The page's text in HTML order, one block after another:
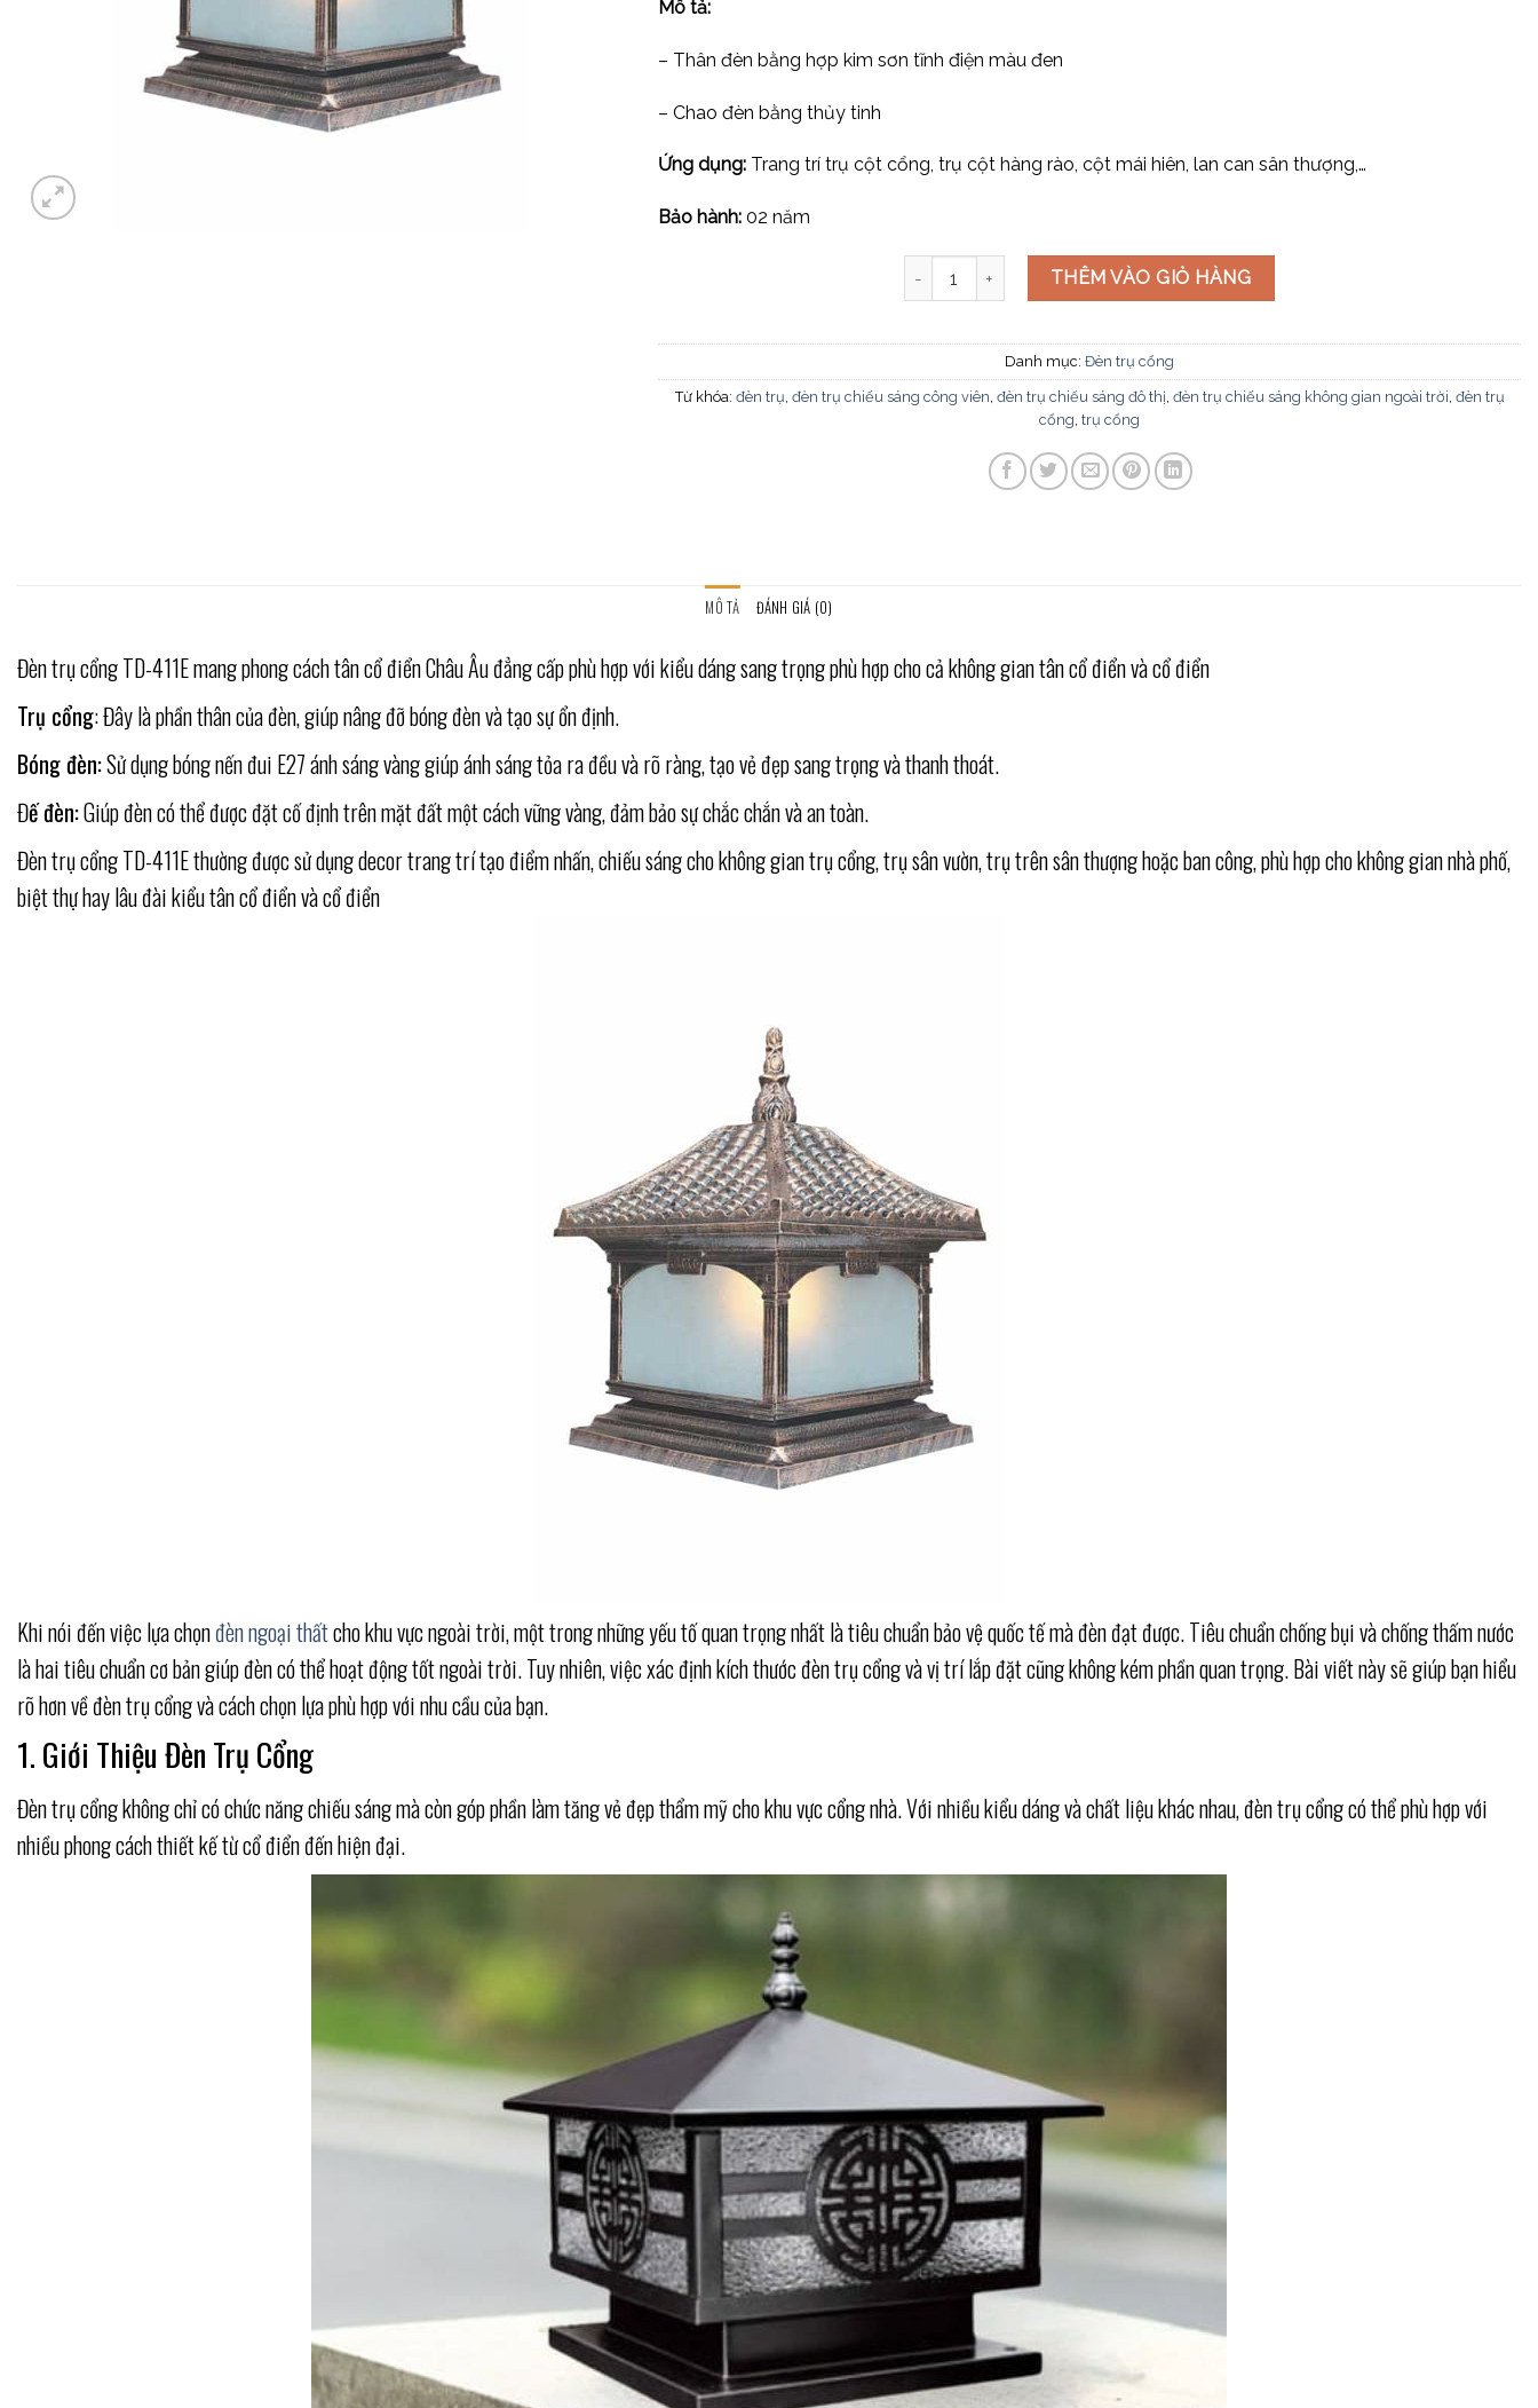
Mô tả:
– Thân đèn bằng hợp kim sơn tĩnh điện màu đen
– Chao đèn bằng thủy tinh
Ứng dụng: Trang trí trụ cột cổng, trụ cột hàng rào, cột mái hiên, lan can sân thượng,…
Bảo hành: 02 năm
Đèn trụ cổng TD-411E số lượngTHÊM VÀO GIỎ HÀNG
Danh mục: Đèn trụ cổng
Từ khóa: đèn trụ đèn trụ chiếu sáng công viên đèn trụ chiếu sáng đô thị đèn trụ chiếu sáng không gian ngoài trời đèn trụ
cổng trụ cổng
MÔ TẢ ĐÁNH GIÁ (0)
Đèn trụ cổng TD-411E mang phong cách tân cổ điển Châu Âu đẳng cấp phù hợp với kiểu dáng sang trọng phù hợp cho cả không gian tân cổ điển và cổ điển
Trụ cổng: Đây là phần thân của đèn, giúp nâng đỡ bóng đèn và tạo sự ổn định.
Bóng đèn:Sử dụng bóng nến đui E27 ánh sáng vàng giúp ánh sáng tỏa ra đều và rõ ràng, tạo vẻ đẹp sang trọng và thanh thoát.
Đế đèn:Giúp đèn có thể được đặt cố định trên mặt đất một cách vững vàng, đảm bảo sự chắc chắn và an toàn.
Đèn trụ cổng TD-411E thường được sử dụng decor trang trí tạo điểm nhấn, chiếu sáng cho không gian trụ cổng, trụ sân vườn, trụ trên sân thượng hoặc ban công, phù hợp cho không gian nhà phố,
biệt thự hay lâu đài kiểu tân cổ điển và cổ điển
Khi nói đến việc lựa chọnđèn ngoại thấtcho khu vực ngoài trời, một trong những yếu tố quan trọng nhất là tiêu chuẩn bảo vệ quốc tế mà đèn đạt được. Tiêu chuẩn chống bụi và chống thấm nước
là hai tiêu chuẩn cơ bản giúp đèn có thể hoạt động tốt ngoài trời. Tuy nhiên, việc xác định kích thước đèn trụ cổng và vị trí lắp đặt cũng không kém phần quan trọng. Bài viết này sẽ giúp bạn hiểu
rõ hơn về đèn trụ cổng và cách chọn lựa phù hợp với nhu cầu của bạn.
1. Giới Thiệu Đèn Trụ Cổng
Đèn trụ cổng không chỉ có chức năng chiếu sáng mà còn góp phần làm tăng vẻ đẹp thẩm mỹ cho khu vực cổng nhà. Với nhiều kiểu dáng và chất liệu khác nhau, đèn trụ cổng có thể phù hợp với
nhiều phong cách thiết kế từ cổ điển đến hiện đại.